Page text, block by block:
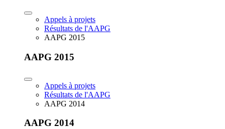
Appels à projets
Résultats de l'AAPG
AAPG 2015
AAPG 2015
Appels à projets
Résultats de l'AAPG
AAPG 2014
AAPG 2014